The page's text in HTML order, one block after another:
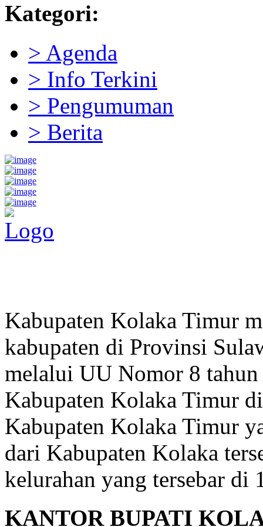
Kategori:
> Agenda
> Info Terkini
> Pengumuman
> Berita
Kabupaten Kolaka Timur
kabupaten di Provinsi
melalui UU Nomor 8
Kabupaten Kolaka Timur
Kabupaten Kolaka Timur
dari Kabupaten Kolaka
kelurahan yang tersebar di
KANTOR BUPATI